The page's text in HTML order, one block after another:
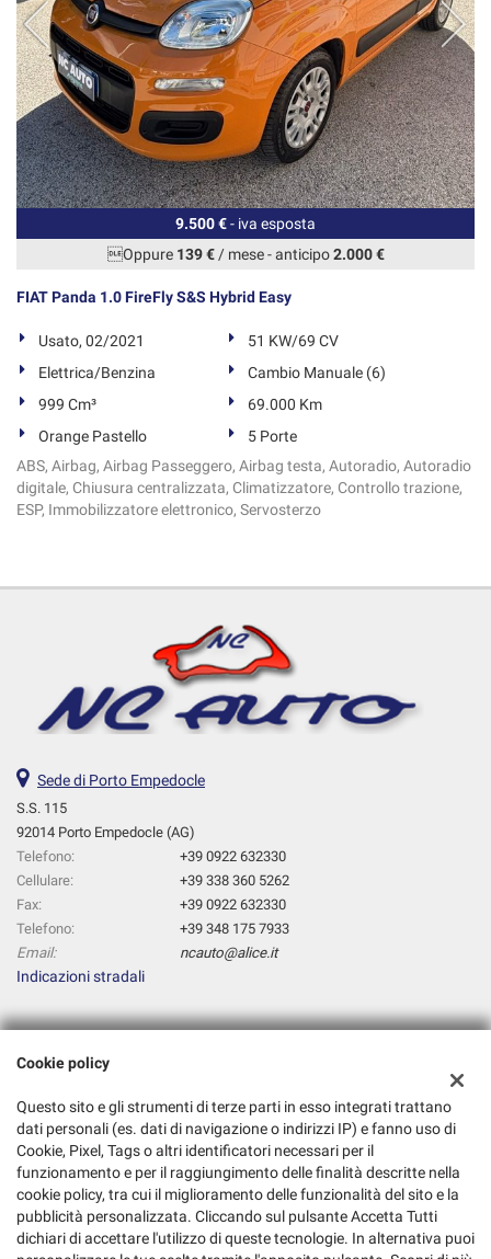
9.500 €- iva esposta
Oppure 139 €/ mese-anticipo2.000 €
FIAT Panda 1.0 FireFly S&S Hybrid Easy
Usato, 02/2021
51 KW/69 CV
Elettrica/Benzina
Cambio Manuale (6)
999 Cm³
69.000 Km
Orange Pastello
5 Porte
ABS, Airbag, Airbag Passeggero, Airbag testa, Autoradio, Autoradio
digitale, Chiusura centralizzata, Climatizzatore, Controllo trazione,
ESP, Immobilizzatore elettronico, Servosterzo
Sede di Porto Empedocle
S.S. 115
92014 Porto Empedocle (AG)
Telefono:
+39 0922 632330
Cellulare:
+39 338 360 5262
Fax:
+39 0922 632330
Telefono:
+39 348 175 7933
Email:
ncauto@alice.it
Indicazioni stradali
Dati fiscali:
S.S. 115, Porto Empedocle (AG)
C.F/P.IVA:02481330849
Registro delle imprese:AG
Cookie policy
Questo sito e gli strumenti di terze parti in esso integrati trattano
dati personali (es. dati di navigazione o indirizzi IP) e fanno uso di
Cookie, Pixel, Tags o altri identificatori necessari per il
funzionamento e per il raggiungimento delle finalità descritte nella
cookie policy, tra cui il miglioramento delle funzionalità del sito e la
pubblicità personalizzata. Cliccando sul pulsante Accetta Tutti
dichiari di accettare l'utilizzo di queste tecnologie. In alternativa puoi